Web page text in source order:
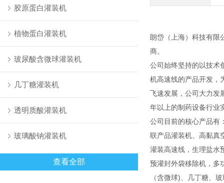
胶原蛋白灌装机
植物蛋白灌装机
玻尿酸含微球灌装机
几丁糖灌装机
透明质酸灌装机
玻璃酸钠灌装机
查看全部
朗岱（上海）科技有限
商。
公司始终坚持的以技术
机高速线的产品开发，
飞速发展，公司大力发
年以上的制药设备行业
公司目前的核心产品有
联产品灌装机、高黏真
灌装高速线，生理盐水
预灌封外袋移除机，多
（含微球)、几丁糖、